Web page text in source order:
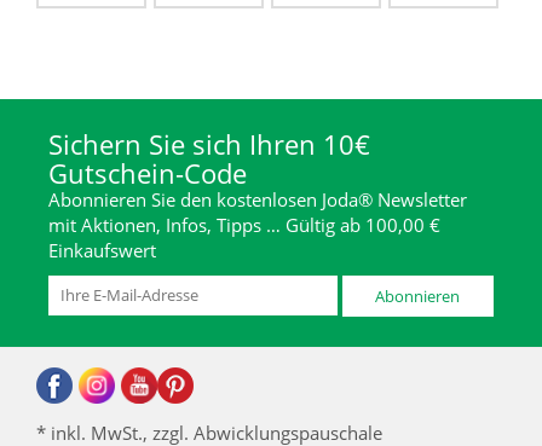
Sichern Sie sich Ihren 10€
Gutschein-Code
Abonnieren Sie den kostenlosen Joda® Newsletter
mit Aktionen, Infos, Tipps … Gültig ab 100,00 €
Einkaufswert
Abonnieren
* inkl. MwSt., zzgl. Abwicklungspauschale